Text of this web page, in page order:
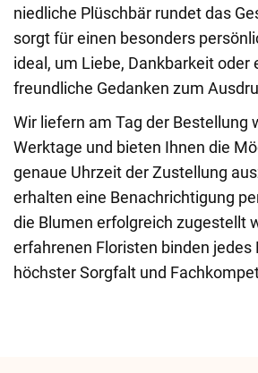
niedliche Plüschbär rundet das
sorgt für einen besonders
ideal, um Liebe, Dankbarkeit oder
freundliche Gedanken zum
Wir liefern am Tag der Bestellung
Werktage und bieten Ihnen die
genaue Uhrzeit der Zustellung
erhalten eine Benachrichtigung
die Blumen erfolgreich zugestellt
erfahrenen Floristen binden jedes
höchster Sorgfalt und